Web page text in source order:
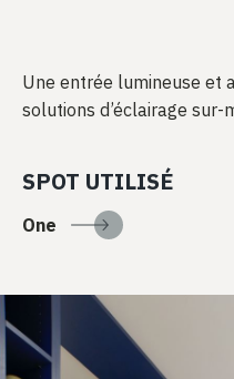
Une entrée lumineuse et
solutions d’éclairage sur-
SPOT UTILISÉ
One